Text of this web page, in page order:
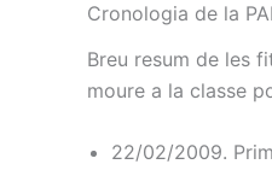
Cronologia de la
Breu resum de les
moure a la classe
22/02/2009.